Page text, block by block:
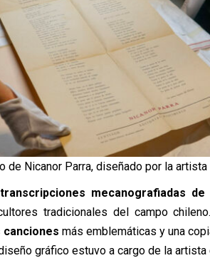
de Nicanor Parra, diseñado por la artista
mecanografiadas de
tradicionales del campo
canciones más emblemáticas y una
gráfico estuvo a cargo de la artista